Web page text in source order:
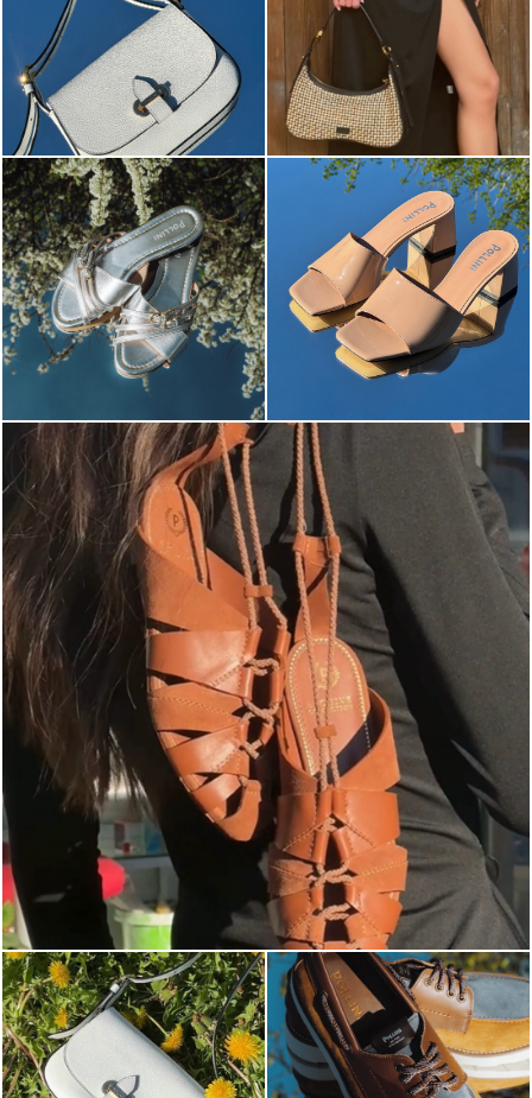
Elevate your desire for a last-minute escape with th...